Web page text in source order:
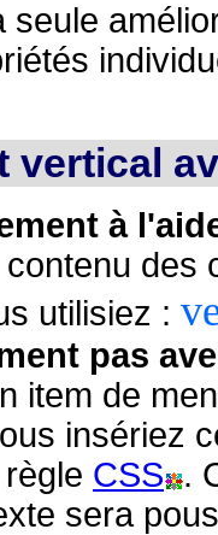
seule
vertical
à
des
utilisiez :
pas
item de
insériez
CSS .
sera